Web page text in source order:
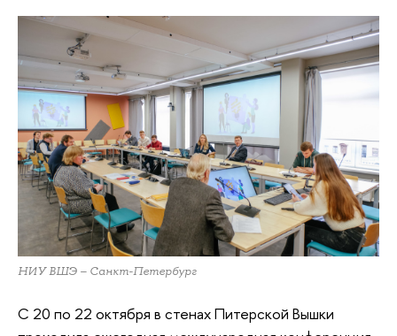
НИУ ВШЭ – Санкт-Петербург
С 20 по 22 октября в стенах Питерской Вышки